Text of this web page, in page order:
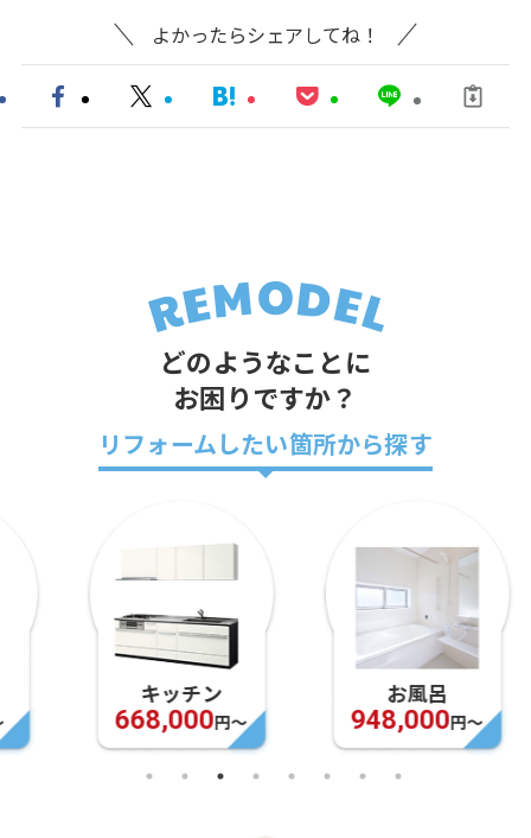
よかったらシェアしてね！
どのようなことに
お困りですか？
リフォームしたい箇所から探す
キッチン
668,000円〜
お風呂
948,000円〜